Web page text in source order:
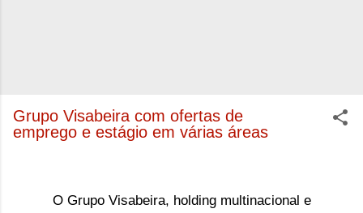
Grupo Visabeira com ofertas de
emprego e estágio em várias áreas
O Grupo Visabeira, holding multinacional e